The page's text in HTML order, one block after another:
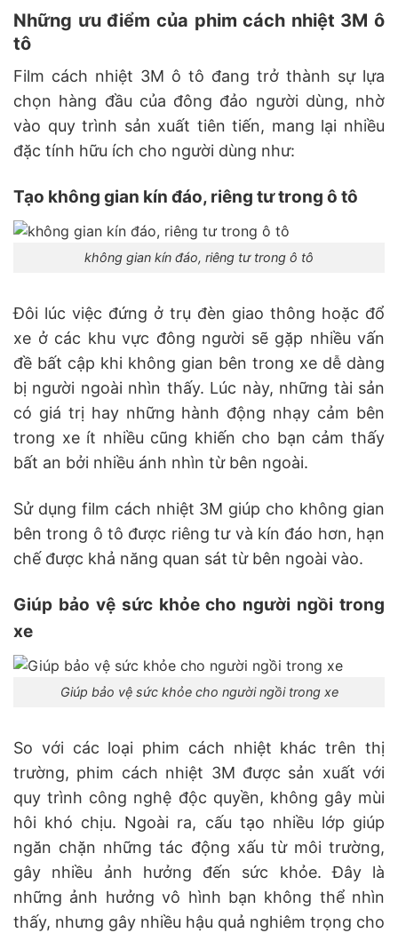
Những ưu điểm của phim cách nhiệt 3M ô
tô
Film cách nhiệt 3M ô tô đang trở thành sự lựa
chọn hàng đầu của đông đảo người dùng, nhờ
vào quy trình sản xuất tiên tiến, mang lại nhiều
đặc tính hữu ích cho người dùng như:
Tạo không gian kín đáo, riêng tư trong ô tô
không gian kín đáo, riêng tư trong ô tô
Đôi lúc việc đứng ở trụ đèn giao thông hoặc đổ
xe ở các khu vực đông người sẽ gặp nhiều vấn
đề bất cập khi không gian bên trong xe dễ dàng
bị người ngoài nhìn thấy. Lúc này, những tài sản
có giá trị hay những hành động nhạy cảm bên
trong xe ít nhiều cũng khiến cho bạn cảm thấy
bất an bởi nhiều ánh nhìn từ bên ngoài.
Sử dụng film cách nhiệt 3M giúp cho không gian
bên trong ô tô được riêng tư và kín đáo hơn, hạn
chế được khả năng quan sát từ bên ngoài vào.
Giúp bảo vệ sức khỏe cho người ngồi trong
xe
Giúp bảo vệ sức khỏe cho người ngồi trong xe
So với các loại phim cách nhiệt khác trên thị
trường, phim cách nhiệt 3M được sản xuất với
quy trình công nghệ độc quyền, không gây mùi
hôi khó chịu. Ngoài ra, cấu tạo nhiều lớp giúp
ngăn chặn những tác động xấu từ môi trường,
gây nhiều ảnh hưởng đến sức khỏe. Đây là
những ảnh hưởng vô hình bạn không thể nhìn
thấy, nhưng gây nhiều hậu quả nghiêm trọng cho